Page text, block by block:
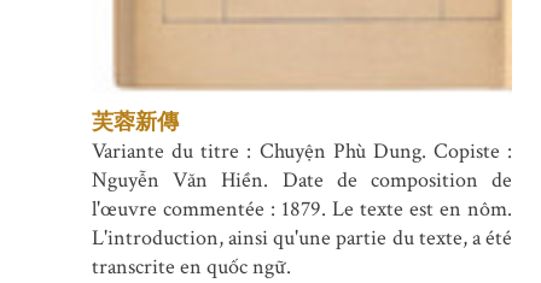
芙蓉新傳
Variante du titre : Chuyện Phù Dung. Copiste :
Nguyễn Văn Hiền. Date de composition de
l'œuvre commentée : 1879. Le texte est en nôm.
L'introduction, ainsi qu'une partie du texte, a été
transcrite en quốc ngữ.